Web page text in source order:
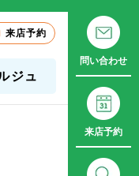
ジュ
問い合わせ
来店予約
来店予約